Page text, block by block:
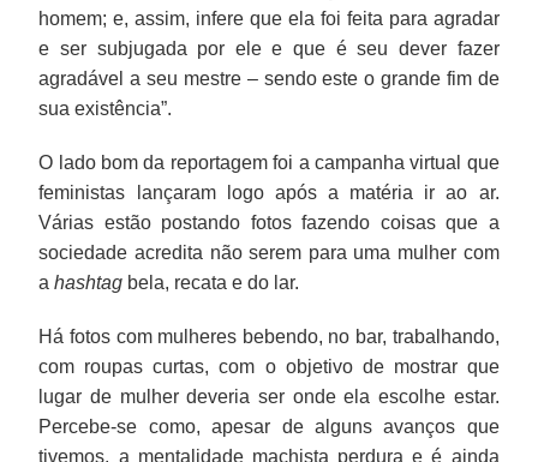
homem; e, assim, infere que ela foi feita para agradar
e ser subjugada por ele e que é seu dever fazer
agradável a seu mestre – sendo este o grande fim de
sua existência”.
O lado bom da reportagem foi a campanha virtual que
feministas lançaram logo após a matéria ir ao ar.
Várias estão postando fotos fazendo coisas que a
sociedade acredita não serem para uma mulher com
ahashtag bela, recata e do lar.
Há fotos com mulheres bebendo, no bar, trabalhando,
com roupas curtas, com o objetivo de mostrar que
lugar de mulher deveria ser onde ela escolhe estar.
Percebe-se como, apesar de alguns avanços que
tivemos, a mentalidade machista perdura e é ainda